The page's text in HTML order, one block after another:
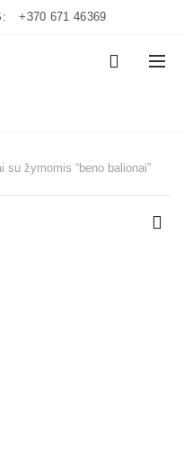
+370 671 46369
su žymomis “beno balionai”